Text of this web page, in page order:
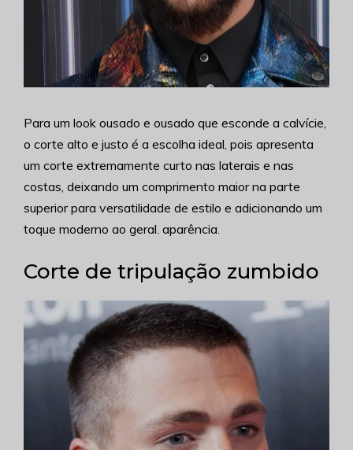
Para um look ousado e ousado que esconde a calvície,
o corte alto e justo é a escolha ideal, pois apresenta
um corte extremamente curto nas laterais e nas
costas, deixando um comprimento maior na parte
superior para versatilidade de estilo e adicionando um
toque moderno ao geral. aparência.
Corte de tripulação zumbido